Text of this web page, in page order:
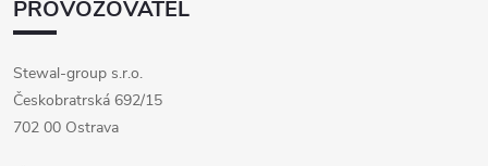
PROVOZOVATEL
Stewal-group s.r.o.
Českobratrská 692/15
702 00 Ostrava